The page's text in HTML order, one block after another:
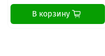
В корзину